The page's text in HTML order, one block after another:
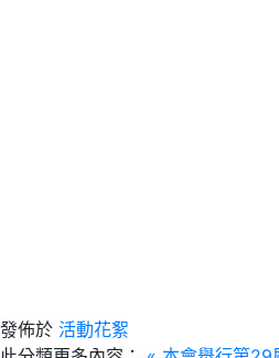
發佈於 活動花絮